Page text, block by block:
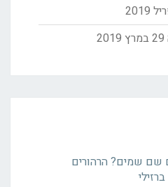
29 במרץ 2019
שם שמים? הרהורים